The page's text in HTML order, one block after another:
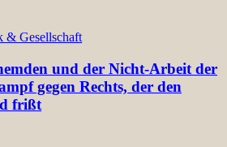
& Gesellschaft
und der Nicht-Arbeit der
gegen Rechts, der den
frißt